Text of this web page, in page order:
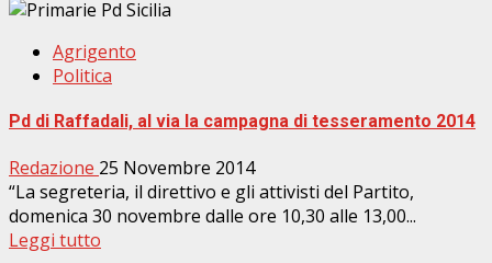
Agrigento
Politica
Pd di Raffadali, al via la campagna di tesseramento 2014
Redazione 25 Novembre 2014
“La segreteria, il direttivo e gli attivisti del Partito,
domenica 30 novembre dalle ore 10,30 alle 13,00...
Leggi tutto